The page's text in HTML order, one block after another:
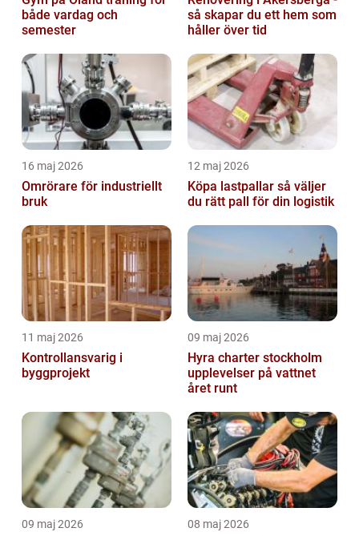
både vardag och
semester
så skapar du ett hem som
håller över tid
16 maj 2026
Omrörare för industriellt
bruk
12 maj 2026
Köpa lastpallar så väljer
du rätt pall för din logistik
11 maj 2026
Kontrollansvarig i
byggprojekt
09 maj 2026
Hyra charter stockholm
upplevelser på vattnet
året runt
09 maj 2026 08 maj 2026